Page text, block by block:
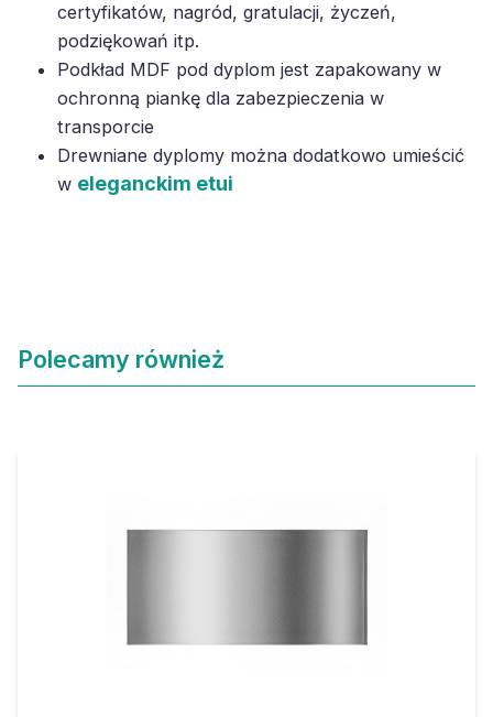
certyfikatów, nagród, gratulacji, życzeń,
podziękowań itp.
Podkład MDF pod dyplom jest zapakowany w
ochronną piankę dla zabezpieczenia w
transporcie
Drewniane dyplomy można dodatkowo umieścić
w eleganckim etui
Polecamy również